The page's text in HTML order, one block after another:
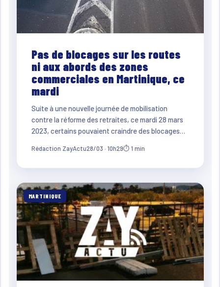
Pas de blocages sur les routes
ni aux abords des zones
commerciales en Martinique, ce
mardi
Suite à une nouvelle journée de mobilisation
contre la réforme des retraites, ce mardi 28 mars
2023, certains pouvaient craindre des blocages…
Rédaction ZayActu28/03 · 10h29⏱ 1 min
MARTINIQUE